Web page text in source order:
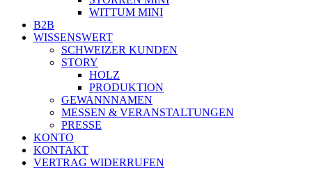
WITTUM MINI
B2B
WISSENSWERT
SCHWEIZER KUNDEN
STORY
HOLZ
PRODUKTION
GEWANNNAMEN
MESSEN & VERANSTALTUNGEN
PRESSE
KONTO
KONTAKT
VERTRAG WIDERRUFEN